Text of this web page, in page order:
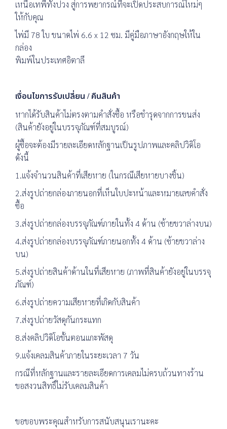
เหนือเทพีทั้งปวง สู่การพยากรณ์ที่จะเปิดประสบการณ์ใหม่ๆ
ให้กับคุณ
ไพ่มี 78 ใบ ขนาดไพ่ 6.6 x 12 ซม. มีคู่มือภาษาอังกฤษให้ใน
กล่อง
พิมพ์ในประเทศอิตาลี
เงื่อนไขการรับเปลี่ยน / คืนสินค้า
หากได้รับสินค้าไม่ตรงตามคำสั่งซื้อ หรือชำรุดจากการขนส่ง
(สินค้ายังอยู่ในบรรจุภัณฑ์ที่สมบูรณ์)
ผู้ซื้อจะต้องมีรายละเอียดหลักฐานเป็นรูปภาพและคลิปวิดิโอ
ดังนี้
1.แจ้งจำนวนสินค้าที่เสียหาย (ในกรณีเสียหายบางชิ้น)
2.ส่งรูปถ่ายกล่องภายนอกที่เห็นใบปะหน้าและหมายเลขคำสั่ง
ซื้อ
3.ส่งรูปถ่ายกล่องบรรจุภัณฑ์ภายในทั้ง 4 ด้าน (ซ้ายขวาล่างบน)
4.ส่งรูปถ่ายกล่องบรรจุภัณฑ์ภายนอกทั้ง 4 ด้าน (ซ้ายขวาล่าง
บน)
5.ส่งรูปถ่ายสินค้าด้านในที่เสียหาย (ภาพที่สินค้ายังอยู่ในบรรจุ
ภัณฑ์)
6.ส่งรูปถ่ายความเสียหายที่เกิดกับสินค้า
7.ส่งรูปถ่ายวัสดุกันกระแทก
8.ส่งคลิปวิดิโอขั้นตอนแกะพัสดุ
9.แจ้งเคลมสินค้าภายในระยะเวลา 7 วัน
กรณีที่หลักฐานและรายละเอียดการเคลมไม่ครบถ้วนทางร้าน
ขอสงวนสิทธิ์ไม่รับเคลมสินค้า
ขอขอบพระคุณสำหรับการสนับสนุนเรานะคะ